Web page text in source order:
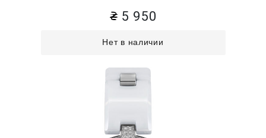
5 950
Нет в наличии